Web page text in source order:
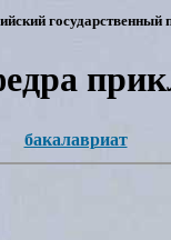
государственный
бакалавриат